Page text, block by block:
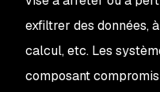
exfiltrer des données,
calcul, etc. Les
composant